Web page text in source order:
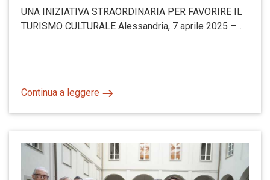
UNA INIZIATIVA STRAORDINARIA PER FAVORIRE IL
TURISMO CULTURALE Alessandria, 7 aprile 2025 –...
Continua a leggere